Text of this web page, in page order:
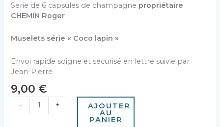
Série de 6 capsules de champagne propriétaire
CHEMIN Roger
Muselets série « Coco lapin »
Envoi rapide soigne et sécurisé en lettre suivie par
Jean-Pierre
9,00 €
- + AJOUTER
AU
PANIER